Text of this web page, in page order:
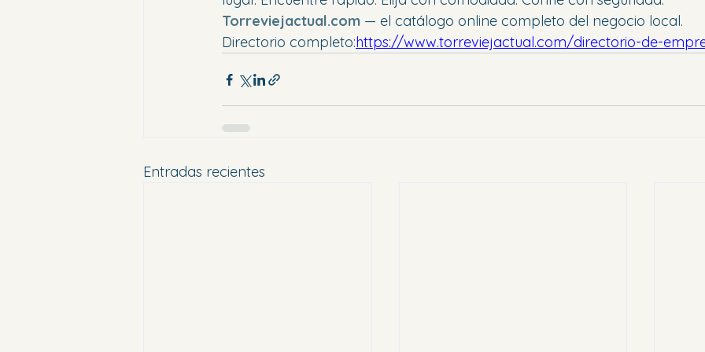
Torreviejactual.com — el catálogo online completo del negocio local.
Directorio completo:https://www.torreviejactual.com/directorio-de-
Entradas recientes